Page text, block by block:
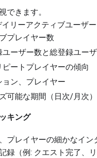
できます。
リーアクティブユーザ
プレイヤー数
ーザー数と総登録ユー
ートプレイヤーの傾向
ン、プレイヤー
可能な期間（日次/月次
キング
プレイヤーの細かなイン
録（例: クエスト完了、